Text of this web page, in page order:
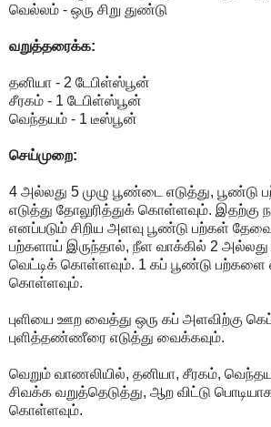
வெல்லம் - ஒரு சிறு துண்டு
வறுத்தரைக்க:
தனியா - 2 டேபிள்ஸ்பூன்
சீரகம் - 1 டேபிள்ஸ்பூன்
வெந்தயம் - 1 டீஸ்பூன்
செய்முறை:
4 அல்லது 5 முழு பூண்டை எடுத்து,
எடுத்து தோலுரித்துக் கொள்ளவும். இதற்கு
எனப்படும் சிறிய அளவு பூண்டு பற்கள்
பற்களாய் இருந்தால், நீள வாக்கில் 2
வெட்டிக் கொள்ளவும். 1 கப் பூண்டு பற்களை
கொள்ளவும்.
புளியை ஊற வைத்து ஒரு கப் அளவிற்கு
புளித்தண்ணீரை எடுத்து வைக்கவும்.
வெறும் வாணலியில், தனியா, சீரகம்,
சிவக்க வறுத்தெடுத்து, ஆற விட்டு
கொள்ளவும்.